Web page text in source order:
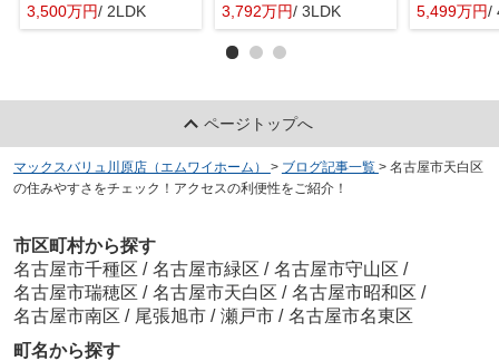
3,500万円/ 2LDK
3,792万円/ 3LDK
5,499万円/
ページトップへ
マックスバリュ川原店（エムワイホーム） > ブログ記事一覧 > 名古屋市天白区
の住みやすさをチェック！アクセスの利便性をご紹介！
市区町村から探す
名古屋市千種区 / 名古屋市緑区 / 名古屋市守山区 /
名古屋市瑞穂区 / 名古屋市天白区 / 名古屋市昭和区 /
名古屋市南区 / 尾張旭市 / 瀬戸市 / 名古屋市名東区
町名から探す